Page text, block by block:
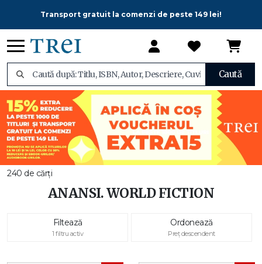
Transport gratuit la comenzi de peste 149 lei!
Caută
240 de cărți
ANANSI. WORLD FICTION
Filtează
1 filtru activ
Ordonează
Preț descendent